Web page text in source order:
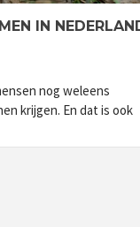
IN
nog weleens
krijgen. En dat is ook